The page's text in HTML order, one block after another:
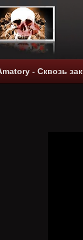
- Сквозь